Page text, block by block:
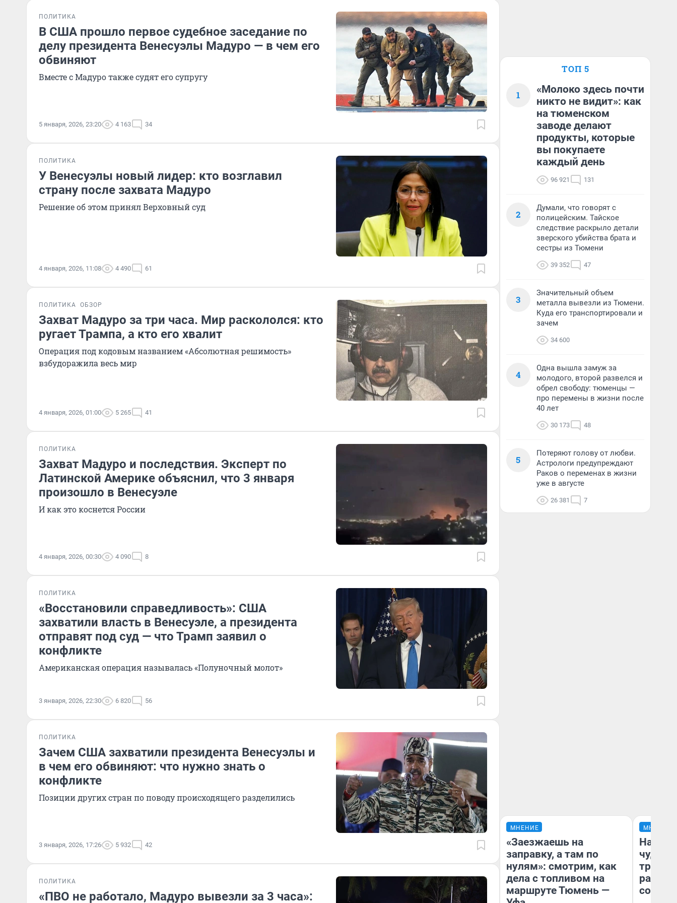
ПОЛИТИКА
В США прошло первое судебное заседание по
делу президента Венесуэлы Мадуро — в чем его
обвиняют
Вместе с Мадуро также судят его супругу
5 января, 2026, 23:20 4 163 34
ПОЛИТИКА
У Венесуэлы новый лидер: кто возглавил
страну после захвата Мадуро
Решение об этом принял Верховный суд
4 января, 2026, 11:08 4 490 61
ПОЛИТИКА ОБЗОР
Захват Мадуро за три часа. Мир раскололся: кто
ругает Трампа, а кто его хвалит
Операция под кодовым названием «Абсолютная решимость»
взбудоражила весь мир
4 января, 2026, 01:00 5 265 41
ПОЛИТИКА
Захват Мадуро и последствия. Эксперт по
Латинской Америке объяснил, что 3 января
произошло в Венесуэле
И как это коснется России
4 января, 2026, 00:30 4 090 8
ПОЛИТИКА
«Восстановили справедливость»: США
захватили власть в Венесуэле, а президента
отправят под суд — что Трамп заявил о
конфликте
Американская операция называлась «Полуночный молот»
3 января, 2026, 22:30 6 820 56
ПОЛИТИКА
Зачем США захватили президента Венесуэлы и
в чем его обвиняют: что нужно знать о
конфликте
Позиции других стран по поводу происходящего разделились
3 января, 2026, 17:26 5 932 42
ПОЛИТИКА
«ПВО не работало, Мадуро вывезли за 3 часа»:
ТОП 5
1
«Молоко здесь почти
никто не видит»: как
на тюменском
заводе делают
продукты, которые
вы покупаете
каждый день
96 921 131
2
Думали, что говорят с
полицейским. Тайское
следствие раскрыло детали
зверского убийства брата и
сестры из Тюмени
39 352 47
3
Значительный объем
металла вывезли из Тюмени.
Куда его транспортировали и
зачем
34 600
4
Одна вышла замуж за
молодого, второй развелся и
обрел свободу: тюменцы —
про перемены в жизни после
40 лет
30 173 48
5
Потеряют голову от любви.
Астрологи предупреждают
Раков о переменах в жизни
уже в августе
26 381 7
МНЕНИЕ
«Заезжаешь на
заправку, а там по
нулям»: смотрим, как
дела с топливом на
маршруте Тюмень —
МНЕНИЕ
чудом